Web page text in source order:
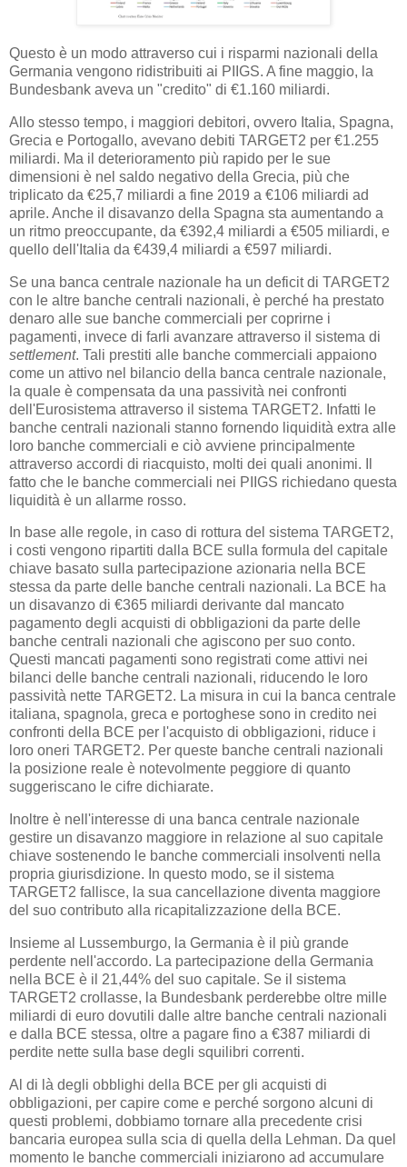
Questo è un modo attraverso cui i risparmi nazionali della
Germania vengono ridistribuiti ai PIIGS. A fine maggio, la
Bundesbank aveva un "credito" di €1.160 miliardi.
Allo stesso tempo, i maggiori debitori, ovvero Italia, Spagna,
Grecia e Portogallo, avevano debiti TARGET2 per €1.255
miliardi. Ma il deterioramento più rapido per le sue
dimensioni è nel saldo negativo della Grecia, più che
triplicato da €25,7 miliardi a fine 2019 a €106 miliardi ad
aprile. Anche il disavanzo della Spagna sta aumentando a
un ritmo preoccupante, da €392,4 miliardi a €505 miliardi, e
quello dell'Italia da €439,4 miliardi a €597 miliardi.
Se una banca centrale nazionale ha un deficit di TARGET2
con le altre banche centrali nazionali, è perché ha prestato
denaro alle sue banche commerciali per coprirne i
pagamenti, invece di farli avanzare attraverso il sistema di
settlement. Tali prestiti alle banche commerciali appaiono
come un attivo nel bilancio della banca centrale nazionale,
la quale è compensata da una passività nei confronti
dell'Eurosistema attraverso il sistema TARGET2. Infatti le
banche centrali nazionali stanno fornendo liquidità extra alle
loro banche commerciali e ciò avviene principalmente
attraverso accordi di riacquisto, molti dei quali anonimi. Il
fatto che le banche commerciali nei PIIGS richiedano questa
liquidità è un allarme rosso.
In base alle regole, in caso di rottura del sistema TARGET2,
i costi vengono ripartiti dalla BCE sulla formula del capitale
chiave basato sulla partecipazione azionaria nella BCE
stessa da parte delle banche centrali nazionali. La BCE ha
un disavanzo di €365 miliardi derivante dal mancato
pagamento degli acquisti di obbligazioni da parte delle
banche centrali nazionali che agiscono per suo conto.
Questi mancati pagamenti sono registrati come attivi nei
bilanci delle banche centrali nazionali, riducendo le loro
passività nette TARGET2. La misura in cui la banca centrale
italiana, spagnola, greca e portoghese sono in credito nei
confronti della BCE per l'acquisto di obbligazioni, riduce i
loro oneri TARGET2. Per queste banche centrali nazionali
la posizione reale è notevolmente peggiore di quanto
suggeriscano le cifre dichiarate.
Inoltre è nell'interesse di una banca centrale nazionale
gestire un disavanzo maggiore in relazione al suo capitale
chiave sostenendo le banche commerciali insolventi nella
propria giurisdizione. In questo modo, se il sistema
TARGET2 fallisce, la sua cancellazione diventa maggiore
del suo contributo alla ricapitalizzazione della BCE.
Insieme al Lussemburgo, la Germania è il più grande
perdente nell'accordo. La partecipazione della Germania
nella BCE è il 21,44% del suo capitale. Se il sistema
TARGET2 crollasse, la Bundesbank perderebbe oltre mille
miliardi di euro dovutili dalle altre banche centrali nazionali
e dalla BCE stessa, oltre a pagare fino a €387 miliardi di
perdite nette sulla base degli squilibri correnti.
Al di là degli obblighi della BCE per gli acquisti di
obbligazioni, per capire come e perché sorgono alcuni di
questi problemi, dobbiamo tornare alla precedente crisi
bancaria europea sulla scia di quella della Lehman. Da quel
momento le banche commerciali iniziarono ad accumulare